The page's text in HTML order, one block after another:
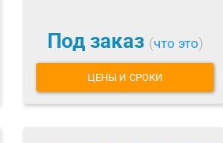
Под заказ (что это)
ЦЕНЫ И СРОКИ